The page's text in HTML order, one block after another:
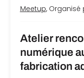
Meetup, Organisé
Atelier
numérique
fabrication